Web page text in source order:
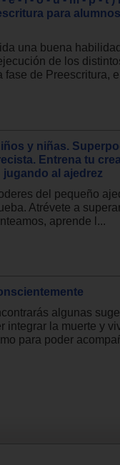
para
una buena
de los
fase de Preescritura,
y niñas.
Entrena tu
al ajedrez
del pequeño
Atrévete a
aprende l...
algunas
integrar la muerte y
para poder